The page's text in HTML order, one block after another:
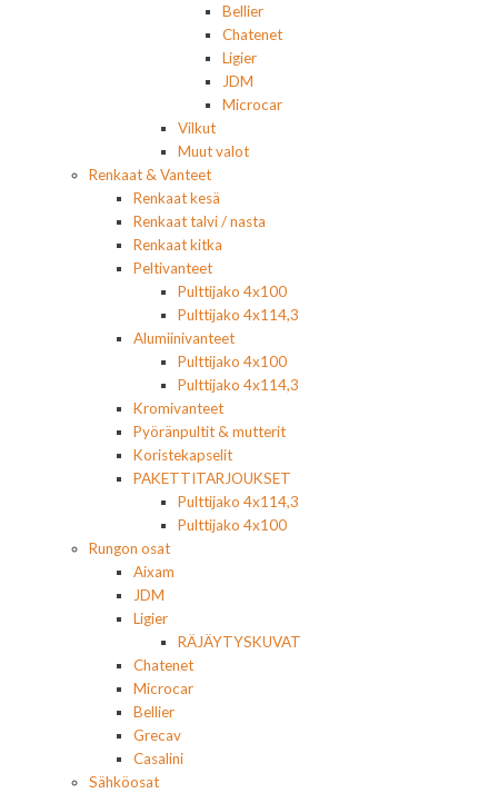
Bellier
Chatenet
Ligier
JDM
Microcar
Vilkut
Muut valot
Renkaat & Vanteet
Renkaat kesä
Renkaat talvi / nasta
Renkaat kitka
Peltivanteet
Pulttijako 4x100
Pulttijako 4x114,3
Alumiinivanteet
Pulttijako 4x100
Pulttijako 4x114,3
Kromivanteet
Pyöränpultit & mutterit
Koristekapselit
PAKETTITARJOUKSET
Pulttijako 4x114,3
Pulttijako 4x100
Rungon osat
Aixam
JDM
Ligier
RÄJÄYTYSKUVAT
Chatenet
Microcar
Bellier
Grecav
Casalini
Sähköosat